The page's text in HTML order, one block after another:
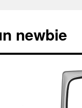
newbie